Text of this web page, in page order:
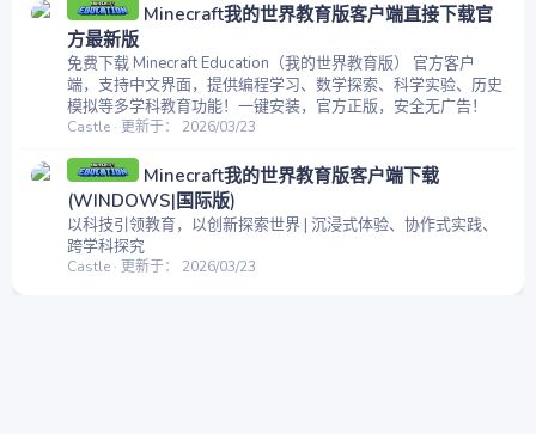
Minecraft我的世界教育版客户端直接下载官
方最新版
免费下载 Minecraft Education（我的世界教育版） 官方客户
端，支持中文界面，提供编程学习、数学探索、科学实验、历史
模拟等多学科教育功能！一键安装，官方正版，安全无广告！
Castle 更新于： 2026/03/23
Minecraft我的世界教育版客户端下载
(WINDOWS|国际版)
以科技引领教育，以创新探索世界 | 沉浸式体验、协作式实践、
跨学科探究
Castle 更新于： 2026/03/23